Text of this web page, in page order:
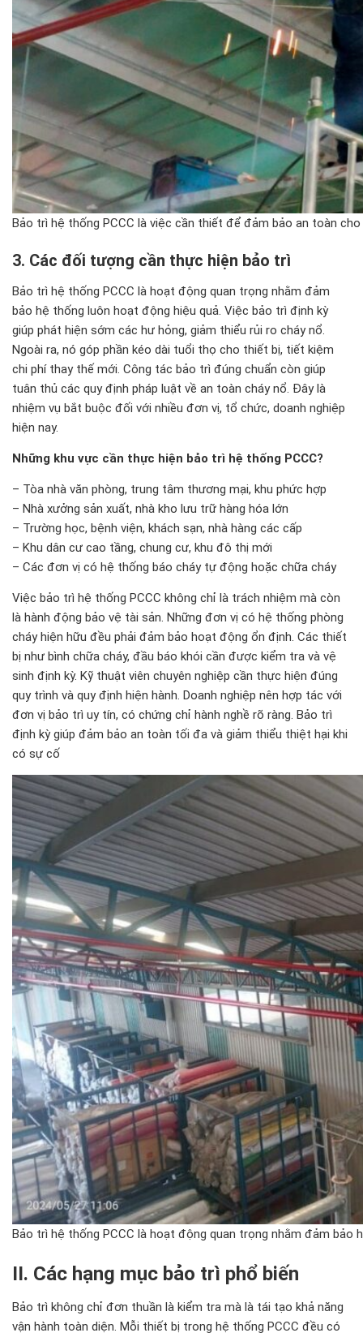
Bảo trì hệ thống PCCC là việc cần thiết để đảm bảo an toàn
3. Các đối tượng cần thực hiện bảo trì
Bảo trì hệ thống PCCC là hoạt động quan trọng nhằm đảm
bảo hệ thống luôn hoạt động hiệu quả. Việc bảo trì định kỳ
giúp phát hiện sớm các hư hỏng, giảm thiểu rủi ro cháy nổ.
Ngoài ra, nó góp phần kéo dài tuổi thọ cho thiết bị, tiết kiệm
chi phí thay thế mới. Công tác bảo trì đúng chuẩn còn giúp
tuân thủ các quy định pháp luật về an toàn cháy nổ. Đây là
nhiệm vụ bắt buộc đối với nhiều đơn vị, tổ chức, doanh nghiệp
hiện nay.
Những khu vực cần thực hiện bảo trì hệ thống PCCC?
– Tòa nhà văn phòng, trung tâm thương mại, khu phức hợp
– Nhà xưởng sản xuất, nhà kho lưu trữ hàng hóa lớn
– Trường học, bệnh viện, khách sạn, nhà hàng các cấp
– Khu dân cư cao tầng, chung cư, khu đô thị mới
– Các đơn vị có hệ thống báo cháy tự động hoặc chữa cháy
Việc bảo trì hệ thống PCCC không chỉ là trách nhiệm mà còn
là hành động bảo vệ tài sản. Những đơn vị có hệ thống phòng
cháy hiện hữu đều phải đảm bảo hoạt động ổn định. Các thiết
bị như bình chữa cháy, đầu báo khói cần được kiểm tra và vệ
sinh định kỳ. Kỹ thuật viên chuyên nghiệp cần thực hiện đúng
quy trình và quy định hiện hành. Doanh nghiệp nên hợp tác với
đơn vị bảo trì uy tín, có chứng chỉ hành nghề rõ ràng. Bảo trì
định kỳ giúp đảm bảo an toàn tối đa và giảm thiểu thiệt hại khi
có sự cố
Bảo trì hệ thống PCCC là hoạt động quan trọng nhằm đảm bảo
II. Các hạng mục bảo trì phổ biến
Bảo trì không chỉ đơn thuần l à kiểm tra mà là tái tạo khả năng
vận hành toàn diện. Mỗi thiết bị trong hệ thống PCCC đều có